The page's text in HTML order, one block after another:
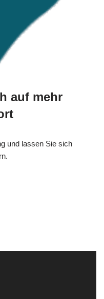
auf mehr
und lassen Sie sich